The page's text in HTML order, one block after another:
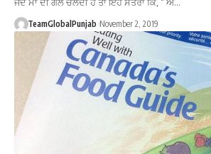
TeamGlobalPunjab November 2, 2019